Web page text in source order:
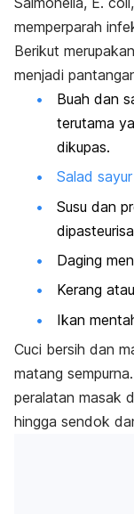
memperparah
Berikut
menjadi
Buah dan
terutama
dikupas.
Salad sayur
Susu dan
Daging
Kerang
Ikan
Cuci bersih dan
matang
peralatan masak
hingga sendok